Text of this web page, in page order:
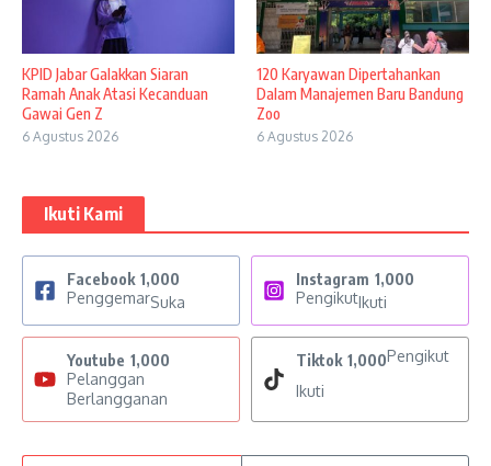
KPID Jabar Galakkan Siaran
Ramah Anak Atasi Kecanduan
Gawai Gen Z
6 Agustus 2026
120 Karyawan Dipertahankan
Dalam Manajemen Baru Bandung
Zoo
6 Agustus 2026
Ikuti Kami
Facebook 1,000
PenggemarSuka
Instagram 1,000
PengikutIkuti
Youtube 1,000
Pelanggan
Berlangganan
Tiktok 1,000Pengikut
Ikuti